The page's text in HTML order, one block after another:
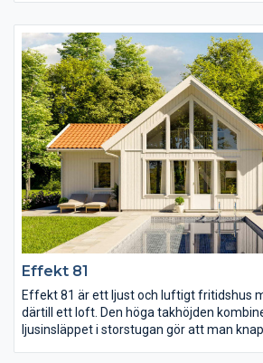
ha en ljus matplats. Här finns också
På övervåningen finns de tre
egen rymlig klädkammare. Mellan
allrum och ännu ett WC och inte minst
Effekt 81
Effekt 81 är ett ljust och luftigt fritidshus
därtill ett loft. Den höga takhöjden
ljusinsläppet i storstugan gör att man